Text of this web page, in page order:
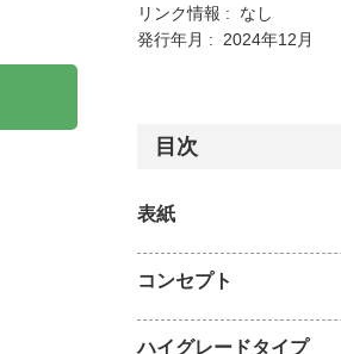
リンク情報 : なし
発行年月 : 2024年12月
目次
表紙
コンセプト
ハイグレードタイプ